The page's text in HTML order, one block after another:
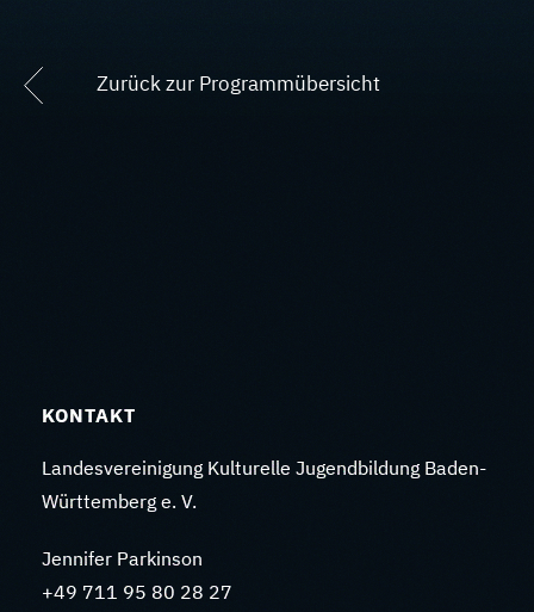
Zurück zur Programmübersicht
KONTAKT
Landesvereinigung Kulturelle Jugendbildung Baden-
Württemberg e. V.
Jennifer Parkinson
+49 711 95 80 28 27